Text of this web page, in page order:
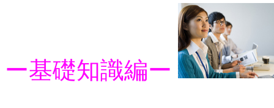
ー基礎知識編ー